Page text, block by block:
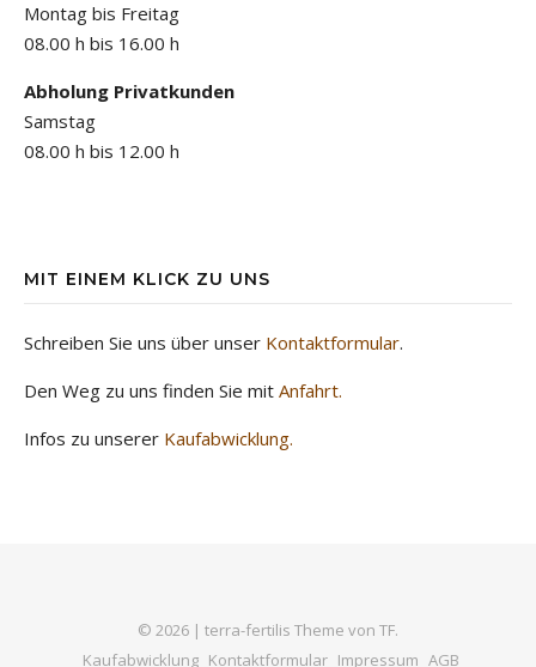
Montag bis Freitag
08.00 h bis 16.00 h
Abholung Privatkunden
Samstag
08.00 h bis 12.00 h
MIT EINEM KLICK ZU UNS
Schreiben Sie uns über unser Kontaktformular.
Den Weg zu uns finden Sie mit Anfahrt.
Infos zu unserer Kaufabwicklung.
© 2026 | terra-fertilis Theme von TF.
Kaufabwicklung Kontaktformular Impressum AGB